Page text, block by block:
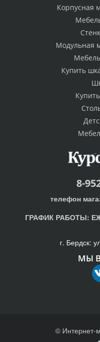
Корпусная
Модульная
Купить
8-
телефон
ГРАФИК РАБОТЫ:
г. Бердск:
МЫ
© Интернет-